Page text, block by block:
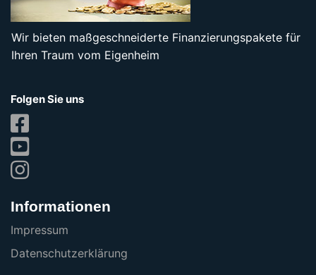
Wir bieten maßgeschneiderte Finanzierungspakete für
Ihren Traum vom Eigenheim
Folgen Sie uns
Informationen
Impressum
Datenschutzerklärung